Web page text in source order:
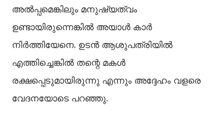
അല്‍പ്പമെങ്കിലും മനുഷ്യത്വം
ഉണ്ടായിരുന്നെങ്കില്‍ അയാള്‍ കാർ
നിർത്തിയേനെ. ഉടൻ ആശുപത്രിയില്‍
എത്തിച്ചെങ്കില്‍ തന്റെ മകള്‍
രക്ഷപ്പെടുമായിരുന്നു എന്നും അദ്ദേഹം വളരെ
വേദനയോടെ പറഞ്ഞു.